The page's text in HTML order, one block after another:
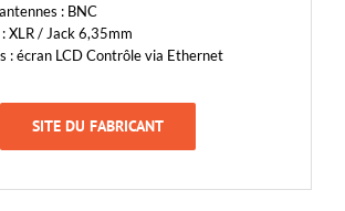
: BNC
XLR / Jack 6,35mm
: écran LCD Contrôle via Ethernet
SITE DU FABRICANT